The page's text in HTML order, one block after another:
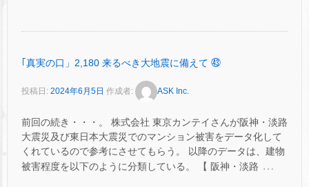
｢真実の口」2,180 来るべき大地震に備えて ㊸
投稿日: 2024年6月5日 作成者: ASK Inc.
前回の続き・・・。 株式会社 東京カンテイさんが阪神・淡路
大震災及び東日本大震災でのマンション被害をデータ化して
くれているので参考にさせてもらう。 以降のデータは、建物
被害程度を以下のように分類している。 【 阪神・淡路 …